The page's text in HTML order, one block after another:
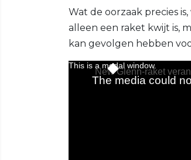
Wat de oorzaak precies
alleen een raket kwijt is,
kan gevolgen hebben